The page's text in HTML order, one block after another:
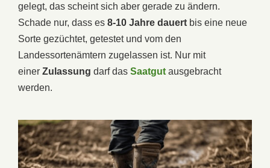
gelegt, das scheint sich aber gerade zu ändern.
Schade nur, dass es 8-10 Jahre dauert bis eine neue
Sorte gezüchtet, getestet und vom den
Landessortenämtern zugelassen ist. Nur mit
einer Zulassung darf das Saatgut ausgebracht
werden.